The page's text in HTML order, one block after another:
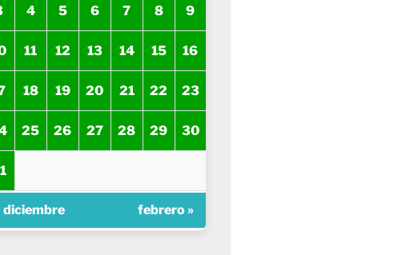
4 5 6 7 8 9
11 12 13 14 15 16
18 19 20 21 22 23
25 26 27 28 29 30
diciembre febrero »